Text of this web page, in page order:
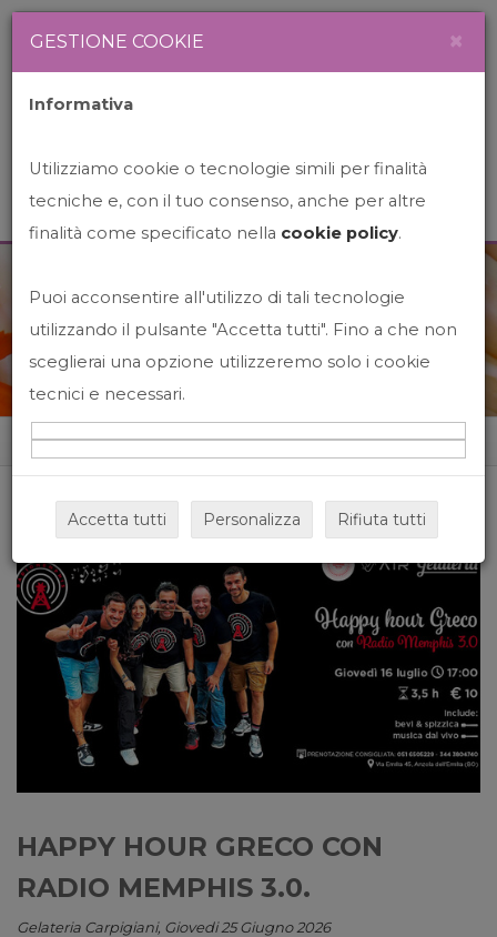
News&Events
Home News&events
HAPPY HOUR GRECO CON
RADIO MEMPHIS 3.0.
Gelateria Carpigiani, Giovedi 25 Giugno 2026
GESTIONE COOKIE ×
Informativa
Utilizziamo cookie o tecnologie simili per finalità
tecniche e, con il tuo consenso, anche per altre
finalità come specificato nella cookie policy.
Puoi acconsentire all'utilizzo di tali tecnologie
utilizzando il pulsante "Accetta tutti". Fino a che non
sceglierai una opzione utilizzeremo solo i cookie
tecnici e necessari.
Accetta tutti Personalizza Rifiuta tutti